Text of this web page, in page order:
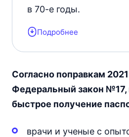
в 70-е годы.
Для подтверждения
записи о рождении,
свидетельства.
Подробнее
Согласно поправкам
Федеральный закон №17,
быстрое получение
врачи и ученые с